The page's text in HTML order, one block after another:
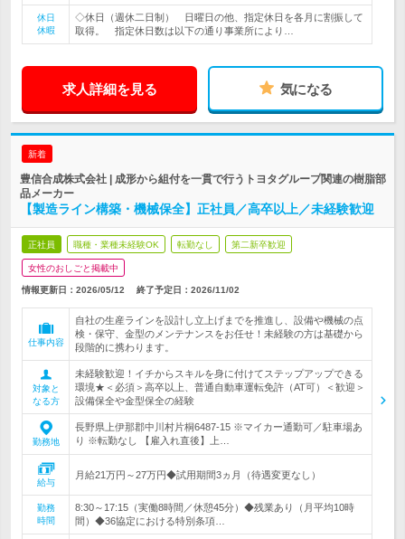
休日
休暇
◇休日（週休二日制） 日曜日の他、指定休日を各月に割振して
取得。 指定休日数は以下の通り事業所により…
求人詳細を見る 気になる
新着
豊信合成株式会社 | 成形から組付を一貫で行うトヨタグループ関連の樹脂部
品メーカー
【製造ライン構築・機械保全】正社員／高卒以上／未経験歓迎
正社員 職種・業種未経験OK 転勤なし 第二新卒歓迎
女性のおしごと掲載中
情報更新日：2026/05/12 終了予定日： 2026/11/02
仕事内容
自社の生産ラインを設計し立上げまでを推進し、設備や機械の点
検・保守、金型のメンテナンスをお任せ！未経験の方は基礎から
段階的に携わります。
対象と
なる方
未経験歓迎！イチからスキルを身に付けてステップアップできる
環境★＜必須＞高卒以上、普通自動車運転免許（AT可）＜歓迎＞
設備保全や金型保全の経験
勤務地
長野県上伊那郡中川村片桐6487-15 ※マイカー通勤可／駐車場あ
り ※転勤なし 【雇入れ直後】上…
給与
月給21万円～27万円◆試用期間3ヵ月（待遇変更なし）
勤務
時間
8:30～17:15（実働8時間／休憩45分）◆残業あり（月平均10時
間）◆36協定における特別条項…